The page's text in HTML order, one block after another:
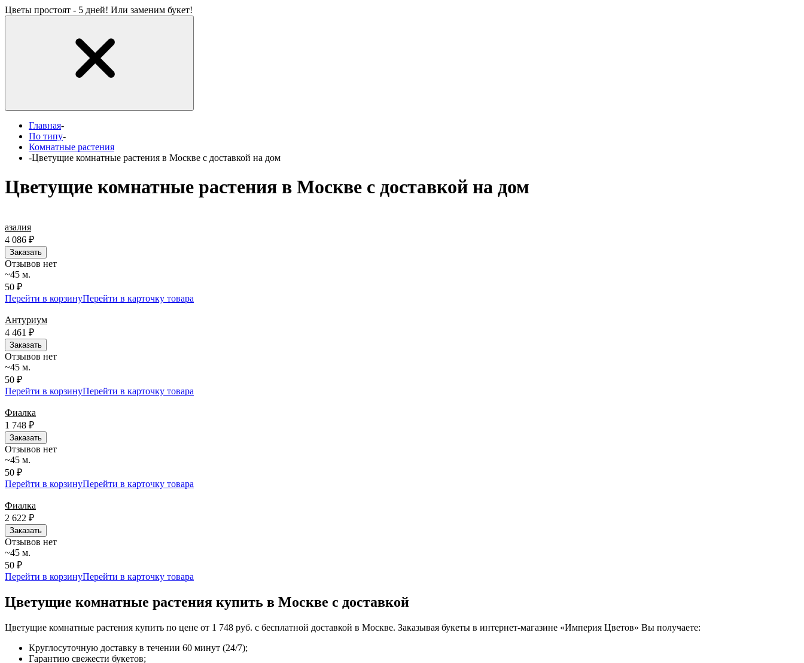
Цветы простоят - 5 дней! Или заменим букет!
Главная-
По типу-
Комнатные растения
-Цветущие комнатные растения в Москве с доставкой на дом
Цветущие комнатные растения в Москве с доставкой на дом
азалия
4 086 ₽
Заказать
Отзывов нет
~45 м.
50 ₽
Перейти в корзинуПерейти в карточку товара
Антуриум
4 461
₽
Заказать
Отзывов нет
~45 м.
50 ₽
Перейти в корзинуПерейти в карточку товара
Фиалка
1 748 ₽
Заказать
Отзывов нет
~45 м.
50 ₽
Перейти в корзинуПерейти в карточку товара
Фиалка
2 622 ₽
Заказать
Отзывов нет
~45 м.
50 ₽
Перейти в корзинуПерейти в карточку товара
Цветущие комнатные растения купить в Москве с доставкой
Цветущие комнатные растения купить по цене от 1 748 руб. с бесплатной доставкой в Москве. Заказывая букеты в интернет-магазине «Империя Цветов» Вы получаете:
Круглосуточную доставку в течении 60 минут (24/7);
Гарантию свежести букетов;